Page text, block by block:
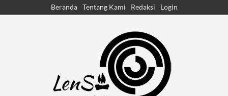
Beranda Tentang Kami Redaksi Login